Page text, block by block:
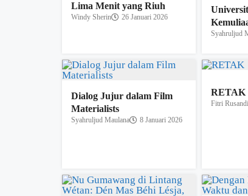
Lima Menit yang Riuh
Windy Sherin 26 Januari 2026
Syahruljud
Dialog Jujur dalam Film
Materialists
Syahruljud Maulana 8 Januari 2026
RETAK
Fitri Rusandi